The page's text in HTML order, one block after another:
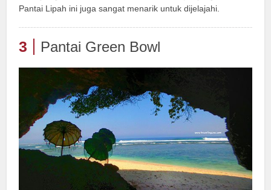
Pantai Lipah ini juga sangat menarik untuk dijelajahi.
3 Pantai Green Bowl